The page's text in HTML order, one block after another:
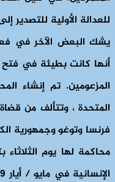
للعدالة الأولية للتصدير
يشك البعض الآخر في
أنها كانت بطيئة في
المتحدة ، وتتألف من
فرنسا وتوغو وجمهورية
محاكمة لها يوم